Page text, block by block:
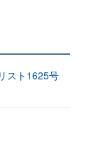
スト1625号